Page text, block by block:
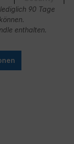
90 Tage
enthalten.